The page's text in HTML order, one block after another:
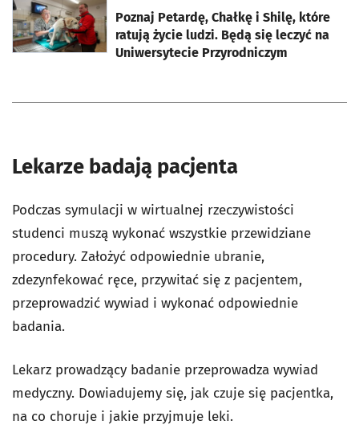
Poznaj Petardę, Chałkę i Shilę, które
ratują życie ludzi. Będą się leczyć na
Uniwersytecie Przyrodniczym
Lekarze badają pacjenta
Podczas symulacji w wirtualnej rzeczywistości
studenci muszą wykonać wszystkie przewidziane
procedury. Założyć odpowiednie ubranie,
zdezynfekować ręce, przywitać się z pacjentem,
przeprowadzić wywiad i wykonać odpowiednie
badania.
Lekarz prowadzący badanie przeprowadza wywiad
medyczny. Dowiadujemy się, jak czuje się pacjentka,
na co choruje i jakie przyjmuje leki.